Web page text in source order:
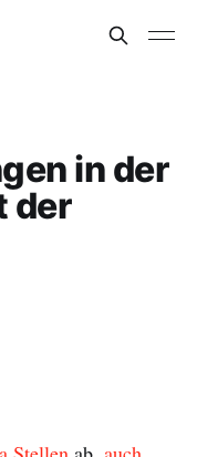
in der
der